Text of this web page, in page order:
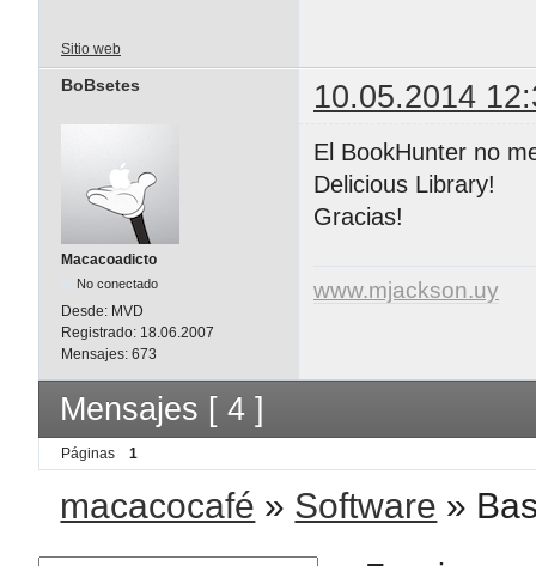
Sitio web
BoBsetes 10.05.2014
Macacoadicto
No conectado
Desde: MVD
Registrado: 18.06.2007
Mensajes: 673
El BookHunter no
Delicious Library!
Gracias!
www.mjackson.uy
Mensajes [ 4 ]
Páginas 1
macacocafé » Software »